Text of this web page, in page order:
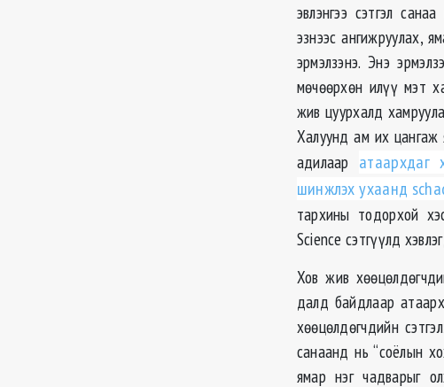
эвлэнгээ сэтгэл
эзнээс ангижруулах,
эрмэлзэнэ. Энэ
мөчөөрхөн илүү мэт
жив цуурхалд
Халуунд ам их цангаж
адилаар атаархдаг
шинжлэх ухаанд
тархины тодорхой
Science сэтгүүлд
Хов жив
далд байдлаар
хөөцөлдөгчдийн
санаанд нь “соёлын
ямар нэг чадварыг